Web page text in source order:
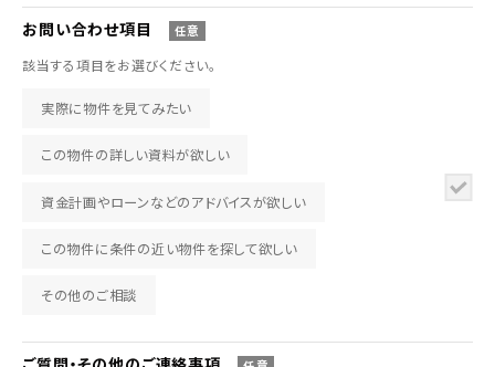
お問い合わせ項目 任意
該当する項目をお選びください。
実際に物件を見てみたい
この物件の詳しい資料が欲しい
資金計画やローンなどのアドバイスが欲しい
この物件に条件の近い物件を探して欲しい
その他のご相談